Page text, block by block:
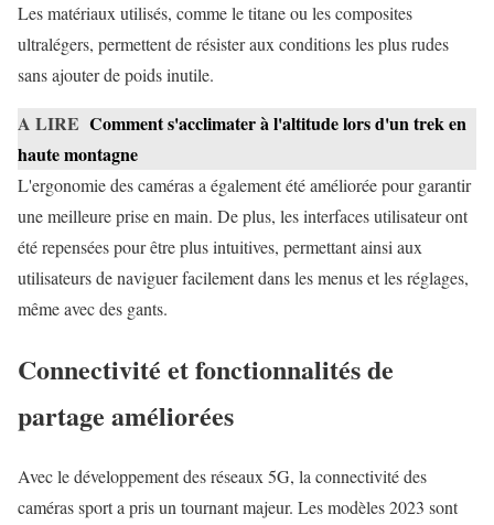
Les matériaux utilisés, comme le titane ou les composites
ultralégers, permettent de résister aux conditions les plus rudes
sans ajouter de poids inutile.
A LIRE Comment s'acclimater à l'altitude lors d'un trek en
haute montagne
L'ergonomie des caméras a également été améliorée pour garantir
une meilleure prise en main. De plus, les interfaces utilisateur ont
été repensées pour être plus intuitives, permettant ainsi aux
utilisateurs de naviguer facilement dans les menus et les réglages,
même avec des gants.
Connectivité et fonctionnalités de
partage améliorées
Avec le développement des réseaux 5G, la connectivité des
caméras sport a pris un tournant majeur. Les modèles 2023 sont